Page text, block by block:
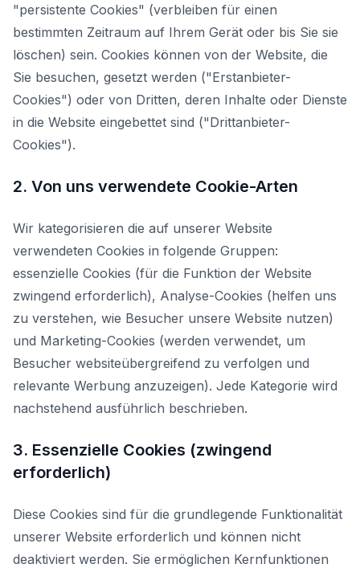
"persistente Cookies" (verbleiben für einen
bestimmten Zeitraum auf Ihrem Gerät oder bis Sie sie
löschen) sein. Cookies können von der Website, die
Sie besuchen, gesetzt werden ("Erstanbieter-
Cookies") oder von Dritten, deren Inhalte oder Dienste
in die Website eingebettet sind ("Drittanbieter-
Cookies").
2. Von uns verwendete Cookie-Arten
Wir kategorisieren die auf unserer Website
verwendeten Cookies in folgende Gruppen:
essenzielle Cookies (für die Funktion der Website
zwingend erforderlich), Analyse-Cookies (helfen uns
zu verstehen, wie Besucher unsere Website nutzen)
und Marketing-Cookies (werden verwendet, um
Besucher websiteübergreifend zu verfolgen und
relevante Werbung anzuzeigen). Jede Kategorie wird
nachstehend ausführlich beschrieben.
3. Essenzielle Cookies (zwingend
erforderlich)
Diese Cookies sind für die grundlegende Funktionalität
unserer Website erforderlich und können nicht
deaktiviert werden. Sie ermöglichen Kernfunktionen